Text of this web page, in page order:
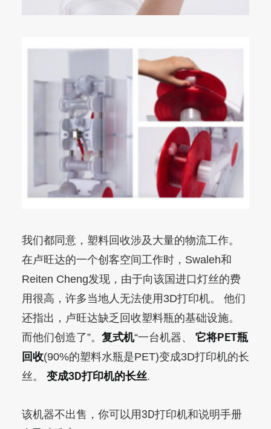
我们都同意，塑料回收涉及大量的物流工作。
在卢旺达的一个创客空间工作时，Swaleh和
Reiten Cheng发现，由于向该国进口灯丝的费
用很高，许多当地人无法使用3D打印机。 他们
还指出，卢旺达缺乏回收塑料瓶的基础设施。
而他们创造了”。 复式机“一台机器、 它将PET瓶
回收(90%的塑料水瓶是PET)变成3D打印机的长
丝。 变成3D打印机的长丝.
该机器不出售，你可以用3D打印机和说明手册